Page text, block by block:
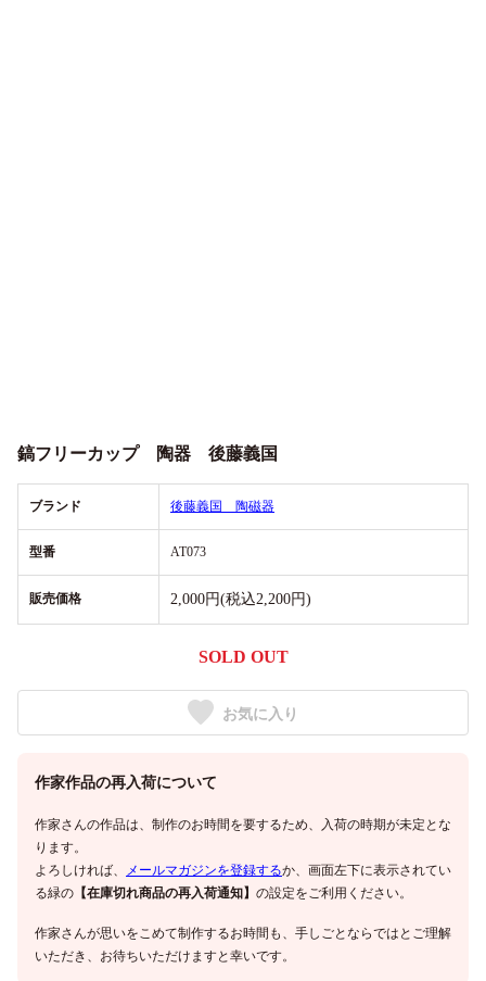
鎬フリーカップ 陶器 後藤義国
ブランド 後藤義国 陶磁器
型番 AT073
販売価格 2,000円(税込2,200円)
SOLD OUT
お気に入り
作家作品の再入荷について
作家さんの作品は、制作のお時間を要するため、入荷の時期が未定とな
ります。
よろしければ、
メールマガジンを登録するか、画面左下に表示されてい
る緑の 【在庫切れ商品の再入荷通知】 の設定をご利用ください。
作家さんが思いをこめて制作するお時間も、手しごとならではとご理解
いただき、お待ちいただけますと幸いです。